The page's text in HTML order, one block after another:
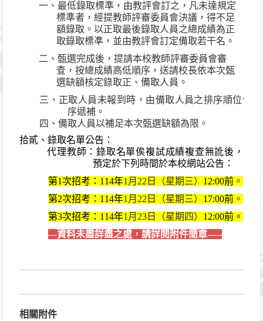
一、最低錄取標準，由教評會訂之，凡未達規定
標準者，經提教師評審委員會決議，得不足
額錄取。以正取最後錄取人員之總成績為正
取錄取標凖，並由教評會訂定備取若干名。
二、甄選完成後，提請本校教師評審委員會審
查，按總成績高低順序，送請校長依本次甄
選缺額核定錄取正、備取人員。
三、正取人員未報到時，由備取人員之排序順位依
序遞補。
四、備取人員以補足本次甄選缺額為限。
拾貳、錄取名單公告：
代理教師：錄取名單俟複試成績複查無訛後，
預定於下列時間於本校網站公告：
第1次招考： 114年1 月 22 日（星期三） 12:00前 。
第2次招考： 114年1 月 22 日（星期三） 17:00前 。
第3次招考： 114年1 月 23 日（星期四） 12:00前。
---資料未盡詳盡之處，請詳閱附件簡章-----
相關附件